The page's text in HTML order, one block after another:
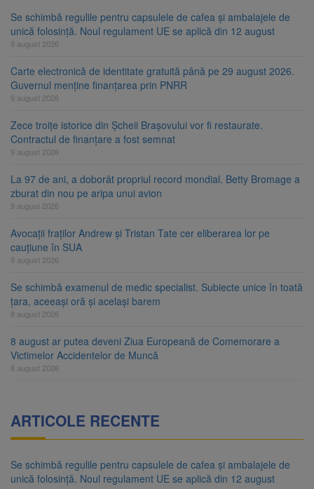
Se schimbă regulile pentru capsulele de cafea și ambalajele de
unică folosință. Noul regulament UE se aplică din 12 august
9 august 2026
Carte electronică de identitate gratuită până pe 29 august 2026.
Guvernul menține finanțarea prin PNRR
9 august 2026
Zece troițe istorice din Șcheii Brașovului vor fi restaurate.
Contractul de finanțare a fost semnat
9 august 2026
La 97 de ani, a doborât propriul record mondial. Betty Bromage a
zburat din nou pe aripa unui avion
9 august 2026
Avocații fraților Andrew și Tristan Tate cer eliberarea lor pe
cauțiune în SUA
9 august 2026
Se schimbă examenul de medic specialist. Subiecte unice în toată
țara, aceeași oră și același barem
8 august 2026
8 august ar putea deveni Ziua Europeană de Comemorare a
Victimelor Accidentelor de Muncă
8 august 2026
ARTICOLE RECENTE
Se schimbă regulile pentru capsulele de cafea și ambalajele de
unică folosință. Noul regulament UE se aplică din 12 august